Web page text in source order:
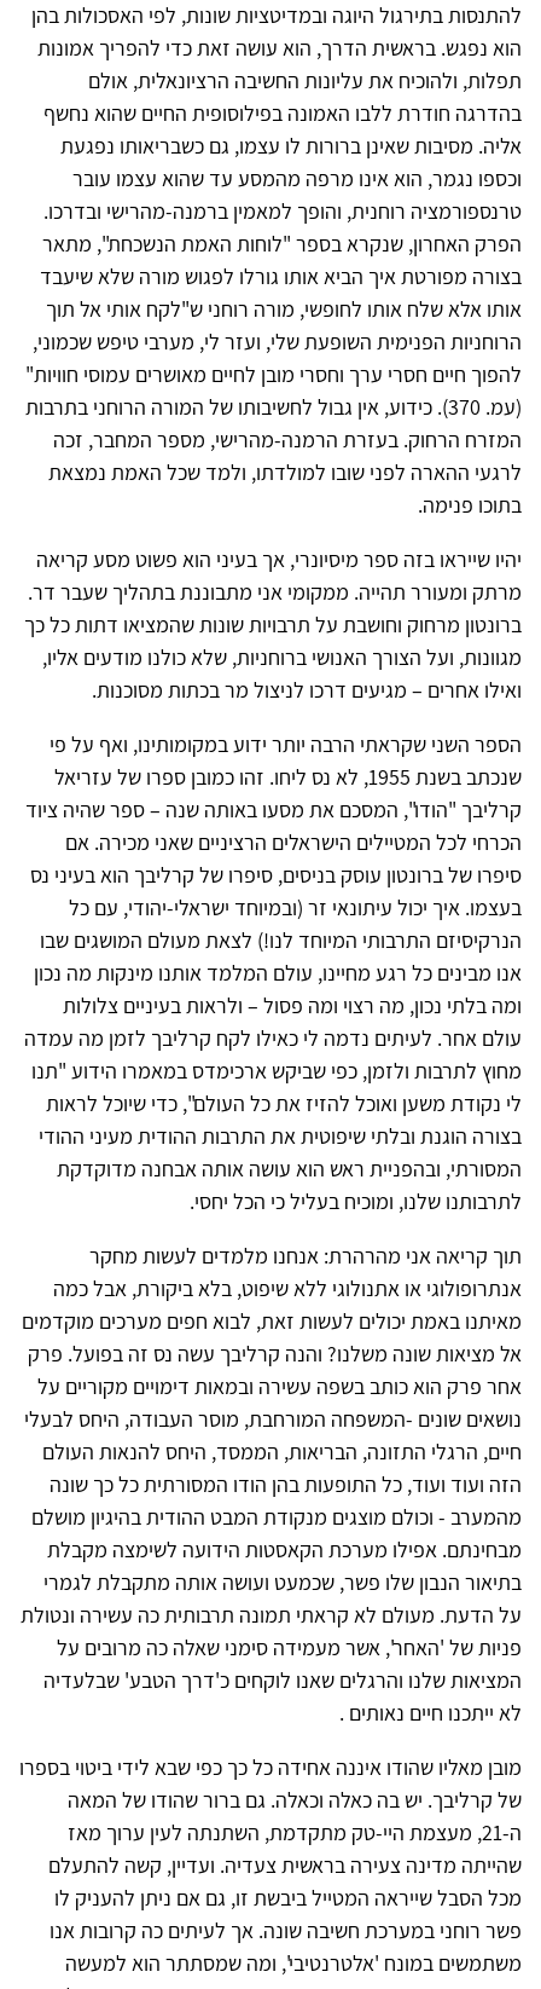
להתנסות בתירגול היוגה ובמדיטציות שונות, לפי האסכולות בהן
הוא נפגש. בראשית הדרך, הוא עושה זאת כדי להפריך אמונות
תפלות, ולהוכיח את עליונות החשיבה הרציונאלית, אולם
בהדרגה חודרת ללבו האמונה בפילוסופית החיים שהוא נחשף
אליה. מסיבות שאינן ברורות לו עצמו, גם כשבריאותו נפגעת
וכספו נגמר, הוא אינו מרפה מהמסע עד שהוא עצמו עובר
טרנספורמציה רוחנית, והופך למאמין ברמנה-מהרישי ובדרכו.
הפרק האחרון, שנקרא בספר "לוחות האמת הנשכחת", מתאר
בצורה מפורטת איך הביא אותו גורלו לפגוש מורה שלא שיעבד
אותו אלא שלח אותו לחופשי, מורה רוחני ש"לקח אותי אל תוך
הרוחניות הפנימית השופעת שלי, ועזר לי, מערבי טיפש שכמוני,
להפוך חיים חסרי ערך וחסרי מובן לחיים מאושרים עמוסי חוויות"
(עמ. 370). כידוע, אין גבול לחשיבותו של המורה הרוחני בתרבות
המזרח הרחוק. בעזרת הרמנה-מהרישי, מספר המחבר, זכה
לרגעי ההארה לפני שובו למולדתו, ולמד שכל האמת נמצאת
בתוכו פנימה.
יהיו שייראו בזה ספר מיסיונרי, אך בעיני הוא פשוט מסע קריאה
מרתק ומעורר תהייה. ממקומי אני מתבוננת בתהליך שעבר דר.
ברונטון מרחוק וחושבת על תרבויות שונות שהמציאו דתות כל כך
מגוונות, ועל הצורך האנושי ברוחניות, שלא כולנו מודעים אליו,
ואילו אחרים – מגיעים דרכו לניצול מר בכתות מסוכנות.
הספר השני שקראתי הרבה יותר ידוע במקומותינו, ואף על פי
שנכתב בשנת 1955, לא נס ליחו. זהו כמובן ספרו של עזריאל
קרליבך "הודו", המסכם את מסעו באותה שנה – ספר שהיה ציוד
הכרחי לכל המטיילים הישראלים הרציניים שאני מכירה. אם
סיפרו של ברונטון עוסק בניסים, סיפרו של קרליבך הוא בעיני נס
בעצמו. איך יכול עיתונאי זר (ובמיוחד ישראלי-יהודי, עם כל
הנרקיסיזם התרבותי המיוחד לנו!) לצאת מעולם המושגים שבו
אנו מבינים כל רגע מחיינו, עולם המלמד אותנו מינקות מה נכון
ומה בלתי נכון, מה רצוי ומה פסול – ולראות בעיניים צלולות
עולם אחר. לעיתים נדמה לי כאילו לקח קרליבך לזמן מה עמדה
מחוץ לתרבות ולזמן, כפי שביקש ארכימדס במאמרו הידוע "תנו
לי נקודת משען ואוכל להזיז את כל העולם", כדי שיוכל לראות
בצורה הוגנת ובלתי שיפוטית את התרבות ההודית מעיני ההודי
המסורתי, ובהפניית ראש הוא עושה אותה אבחנה מדוקדקת
לתרבותנו שלנו, ומוכיח בעליל כי הכל יחסי.
תוך קריאה אני מהרהרת: אנחנו מלמדים לעשות מחקר
אנתרופולוגי או אתנולוגי ללא שיפוט, בלא ביקורת, אבל כמה
מאיתנו באמת יכולים לעשות זאת, לבוא חפים מערכים מוקדמים
אל מציאות שונה משלנו? והנה קרליבך עשה נס זה בפועל. פרק
אחר פרק הוא כותב בשפה עשירה ובמאות דימויים מקוריים על
נושאים שונים -המשפחה המורחבת, מוסר העבודה, היחס לבעלי
חיים, הרגלי התזונה, הבריאות, הממסד, היחס להנאות העולם
הזה ועוד ועוד, כל התופעות בהן הודו המסורתית כל כך שונה
מהמערב - וכולם מוצגים מנקודת המבט ההודית בהיגיון מושלם
מבחינתם. אפילו מערכת הקאסטות הידועה לשימצה מקבלת
בתיאור הנבון שלו פשר, שכמעט ועושה אותה מתקבלת לגמרי
על הדעת. מעולם לא קראתי תמונה תרבותית כה עשירה ונטולת
פניות של 'האחר', אשר מעמידה סימני שאלה כה מרובים על
המציאות שלנו והרגלים שאנו לוקחים כ'דרך הטבע' שבלעדיה
לא ייתכנו חיים נאותים .
מובן מאליו שהודו איננה אחידה כל כך כפי שבא לידי ביטוי בספרו
של קרליבך. יש בה כאלה וכאלה. גם ברור שהודו של המאה
ה-21, מעצמת היי-טק מתקדמת, השתנתה לעין ערוך מאז
שהייתה מדינה צעירה בראשית צעדיה. ועדיין, קשה להתעלם
מכל הסבל שייראה המטייל ביבשת זו, גם אם ניתן להעניק לו
פשר רוחני במערכת חשיבה שונה. אך לעיתים כה קרובות אנו
משתמשים במונח 'אלטרנטיבי', ומה שמסתתר הוא למעשה